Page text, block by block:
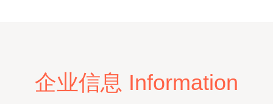
企业信息 Information